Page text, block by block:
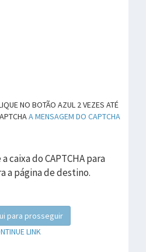
NO BOTÃO AZUL 2 VEZES ATÉ
A MENSAGEM DO CAPTCHA
caixa do CAPTCHA para
a página de destino.
para prosseguir
LINK